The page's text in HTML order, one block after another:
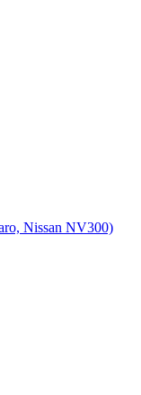
Nissan NV300)